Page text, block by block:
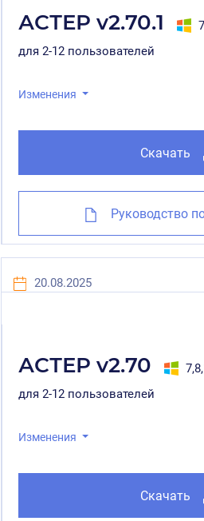
АСТЕР v2.70.1
для 2-12 пользователей
Изменения
Скачать
Руководство
20.08.2025
АСТЕР v2.70
для 2-12 пользователей
Изменения
Скачать